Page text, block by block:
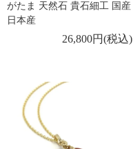
がたま 天然石 貴石細工 国産
日本産
26,800円(税込)